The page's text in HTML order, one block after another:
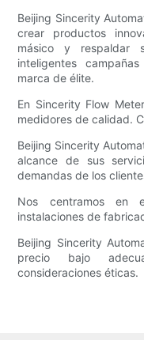
Beijing Sincerity
crear productos
másico y respaldar
inteligentes
marca de élite.
En Sincerity Flow
medidores de calidad.
Beijing Sincerity
alcance de sus
demandas de los
Nos centramos en
instalaciones de
Beijing Sincerity
precio bajo
consideraciones éticas.